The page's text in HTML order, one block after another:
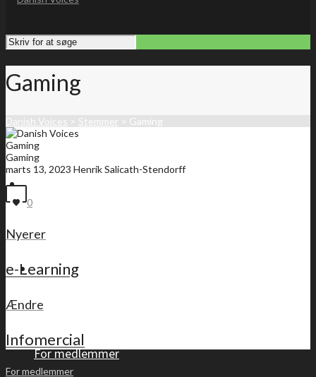
Forside
Medlemsliste
For medlemmer
Gaming
Danish Voices > Stemmer > Gaming
Gaming
Gaming
marts 13, 2023 Henrik Salicath-Stendorff
0
Nyerer
e-Learning
Ændre
Infomercial
For medlemmer